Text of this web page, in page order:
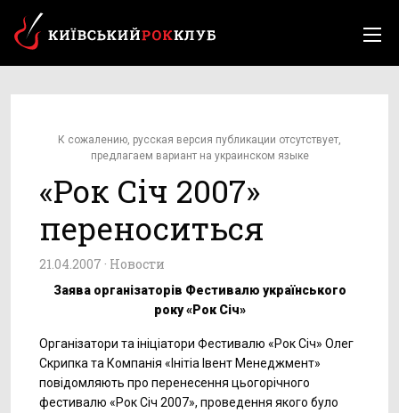
К сожалению, русская версия публикации отсутствует,
предлагаем вариант на украинском языке
«Рок Січ 2007»
переноситься
21.04.2007 · Новости
Заява організаторів Фестивалю українського
року «Рок Січ»
Організатори та ініціатори Фестивалю «Рок Січ» Олег
Скрипка та Компанія «Інітіа Івент Менеджмент»
повідомляють про перенесення цьогорічного
фестивалю «Рок Січ 2007», проведення якого було